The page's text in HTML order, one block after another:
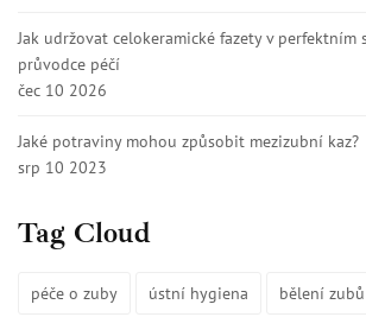
Jak udržovat celokeramické fazety v perfektním
průvodce péčí
čec 10 2026
Jaké potraviny mohou způsobit mezizubní kaz?
srp 10 2023
Tag Cloud
péče o zuby ústní hygiena bělení zubů